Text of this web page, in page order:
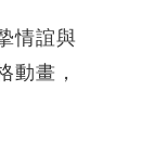
情誼與
動畫，